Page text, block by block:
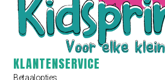
KLANTENSERVICE
Betaalopties